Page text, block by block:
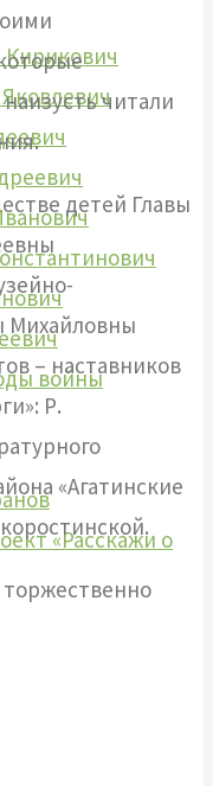
войны
«Расскажи о
читали
детей Главы
Михайловны
– наставников
Р.
«Агатинские